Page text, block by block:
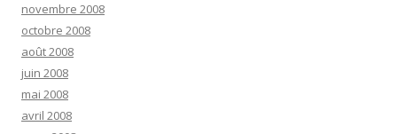
novembre 2008
octobre 2008
août 2008
juin 2008
mai 2008
avril 2008